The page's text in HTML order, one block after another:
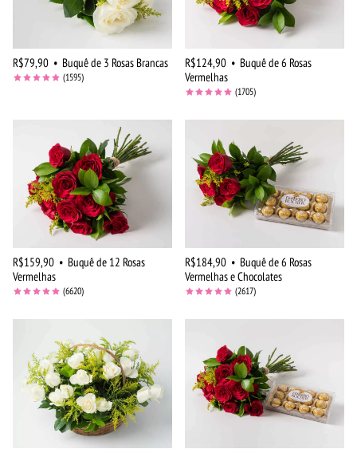
R$79,90 • Buquê de 3 Rosas Brancas
(1595)
R$124,90 • Buquê de 6 Rosas
Vermelhas
(1705)
R$159,90 • Buquê de 12 Rosas
Vermelhas
(6620)
R$184,90 • Buquê de 6 Rosas
Vermelhas e Chocolates
(2617)